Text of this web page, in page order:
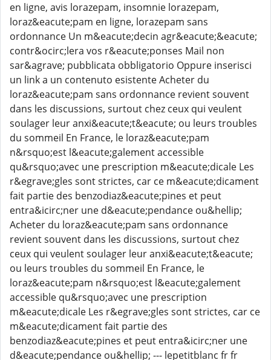
en ligne, avis lorazepam, insomnie lorazepam,
loraz&eacute;pam en ligne, lorazepam sans
ordonnance Un m&eacute;decin agr&eacute;&eacute;
contr&ocirc;lera vos r&eacute;ponses Mail non
sar&agrave; pubblicata obbligatorio Oppure inserisci
un link a un contenuto esistente Acheter du
loraz&eacute;pam sans ordonnance revient souvent
dans les discussions, surtout chez ceux qui veulent
soulager leur anxi&eacute;t&eacute; ou leurs troubles
du sommeil En France, le loraz&eacute;pam
n&rsquo;est l&eacute;galement accessible
qu&rsquo;avec une prescription m&eacute;dicale Les
r&egrave;gles sont strictes, car ce m&eacute;dicament
fait partie des benzodiaz&eacute;pines et peut
entra&icirc;ner une d&eacute;pendance ou&hellip;
Acheter du loraz&eacute;pam sans ordonnance
revient souvent dans les discussions, surtout chez
ceux qui veulent soulager leur anxi&eacute;t&eacute;
ou leurs troubles du sommeil En France, le
loraz&eacute;pam n&rsquo;est l&eacute;galement
accessible qu&rsquo;avec une prescription
m&eacute;dicale Les r&egrave;gles sont strictes, car ce
m&eacute;dicament fait partie des
benzodiaz&eacute;pines et peut entra&icirc;ner une
d&eacute;pendance ou&hellip; --- lepetitblanc fr fr